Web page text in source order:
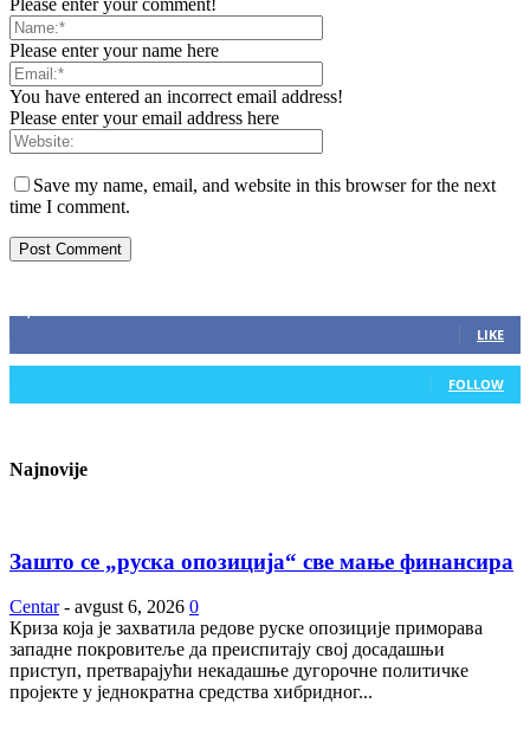
Please enter your comment!
Please enter your name here
You have entered an incorrect email address!
Please enter your email address here
Save my name, email, and website in this browser for the next
time I comment.
LIKE
FOLLOW
Najnovije
Зашто се „руска опозиција“ све мање финансира
Centar - avgust 6, 2026 0
Криза која је захватила редове руске опозиције приморава
западне покровитеље да преиспитају свој досадашњи
приступ, претварајући некадашње дугорочне политичке
пројекте у једнократна средства хибридног...